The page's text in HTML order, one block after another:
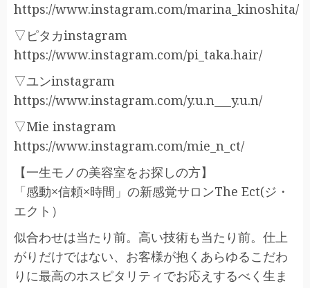
https://www.instagram.com/marina_kinoshita/
▽ピタカinstagram
https://www.instagram.com/pi_taka.hair/
▽ユンinstagram
https://www.instagram.com/y.u.n___y.u.n/
▽Mie instagram
https://www.instagram.com/mie_n_ct/
【一生モノの美容室をお探しの方】
「感動×信頼×時間」の新感覚サロンThe Ect(ジ・
エクト）
似合わせは当たり前。高い技術も当たり前。仕上
がりだけではない、お客様が抱くあらゆるこだわ
りに最高のホスピタリティでお応えするべく生ま